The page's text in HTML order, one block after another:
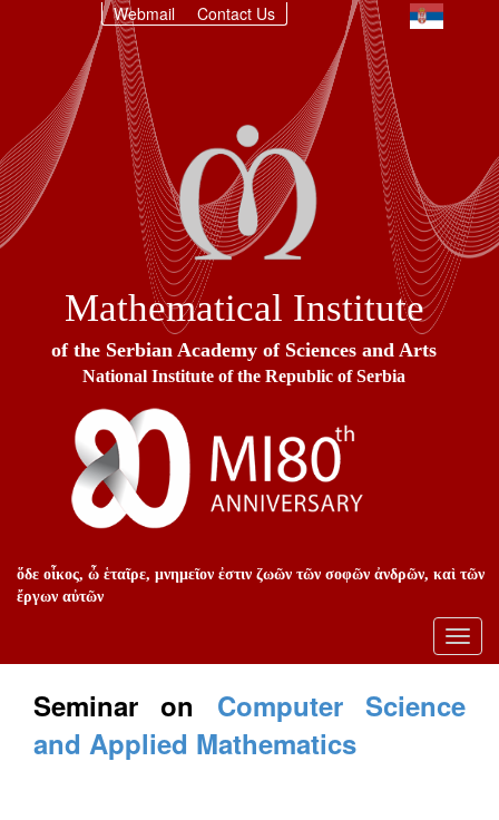
Webmail Contact Us
Mathematical Institute
of the Serbian Academy of Sciences and Arts
National Institute of the Republic of Serbia
ὅδε οἶκος, ὦ ἑταῖρε, μνημεῖον ἐστιν ζωῶν τῶν σοφῶν ἀνδρῶν, καὶ τῶν
ἔργων αὐτῶν
Seminar on Computer Science
and Applied Mathematics